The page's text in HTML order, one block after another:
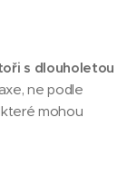
s dlouholetou
ne podle
mohou